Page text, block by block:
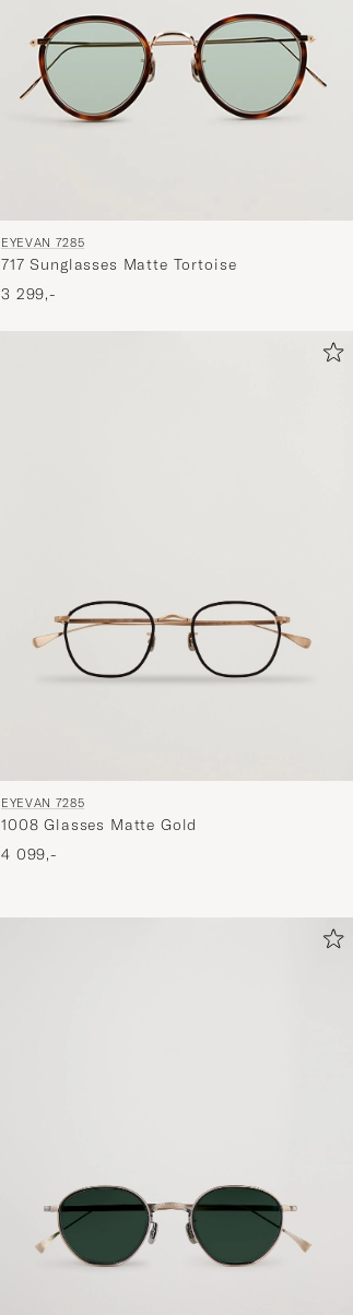
er
mere
udvalg
til
EYEVAN 7285
717 Sunglasses Matte Tortoise
3 299,-
EYEVAN 7285
1008 Glasses Matte Gold
4 099,-